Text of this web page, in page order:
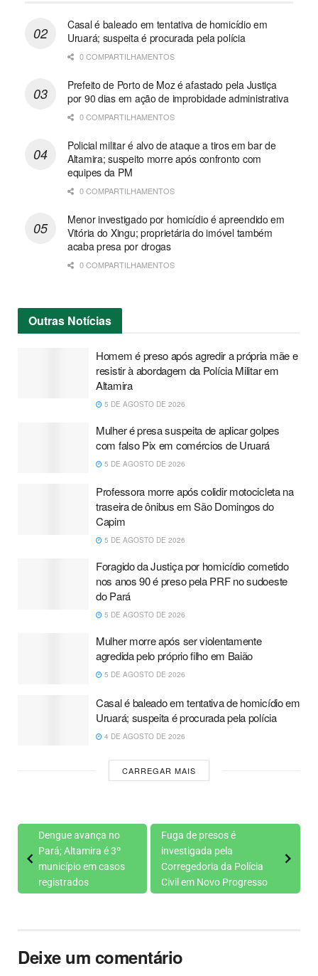
Casal é baleado em tentativa de homicídio em
Uruará; suspeita é procurada pela polícia
0 COMPARTILHAMENTOS
Prefeito de Porto de Moz é afastado pela Justiça
por 90 dias em ação de improbidade administrativa
0 COMPARTILHAMENTOS
Policial militar é alvo de ataque a tiros em bar de
Altamira; suspeito morre após confronto com
equipes da PM
0 COMPARTILHAMENTOS
Menor investigado por homicídio é apreendido em
Vitória do Xingu; proprietária do imóvel também
acaba presa por drogas
0 COMPARTILHAMENTOS
Outras Notícias
Homem é preso após agredir a própria mãe e
resistir à abordagem da Polícia Militar em
Altamira
5 DE AGOSTO DE 2026
Mulher é presa suspeita de aplicar golpes
com falso Pix em comércios de Uruará
5 DE AGOSTO DE 2026
Professora morre após colidir motocicleta na
traseira de ônibus em São Domingos do
Capim
5 DE AGOSTO DE 2026
Foragido da Justiça por homicídio cometido
nos anos 90 é preso pela PRF no sudoeste
do Pará
5 DE AGOSTO DE 2026
Mulher morre após ser violentamente
agredida pelo próprio filho em Baião
5 DE AGOSTO DE 2026
Casal é baleado em tentativa de homicídio em
Uruará; suspeita é procurada pela polícia
4 DE AGOSTO DE 2026
CARREGAR MAIS
Dengue avança no
Pará; Altamira é 3º
município em casos
registrados
Fuga de presos é
investigada pela
Corregedoria da Polícia
Civil em Novo Progresso
Deixe um comentário